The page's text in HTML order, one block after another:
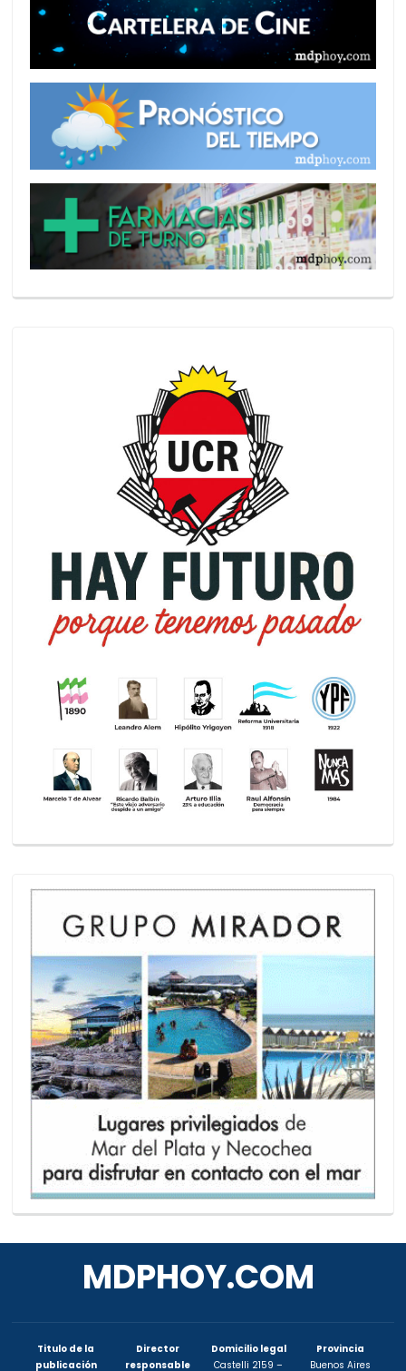
MDPHOY.COM
Titulo de la
publicación
Director
responsable
Domicilio legal
Castelli 2159 –
Provincia
Buenos Aires